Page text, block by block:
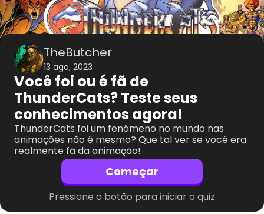
TheButcher
13 ago, 2023
Você foi ou é fã de
ThunderCats? Teste seus
conhecimentos agora!
ThunderCats foi um fenômeno no mundo nas
animações não é mesmo? Que tal ver se você era
realmente fã da animação!
Começar
Pressione o botão para iniciar o quiz